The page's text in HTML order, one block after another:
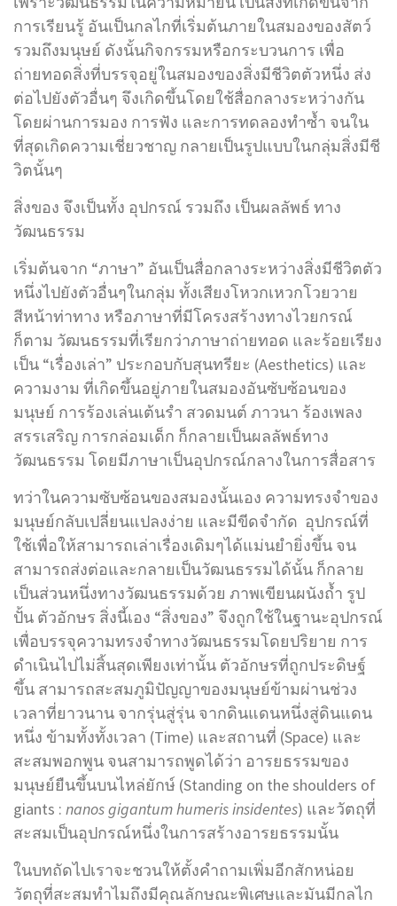
การเรียนรู้ อันเป็นกลไกที่เริ่มต้นภายในสมองของสัตว์
รวมถึงมนุษย์ ดังนั้นกิจกรรมหรือกระบวนการ เพื่อ
ถ่ายทอดสิ่งที่บรรจุอยู่ในสมองของสิ่งมีชีวิตตัวหนึ่ง ส่ง
ต่อไปยังตัวอื่นๆ จึงเกิดขึ้นโดยใช้สื่อกลางระหว่างกัน
โดยผ่านการมอง การฟัง และการทดลองทำซ้ำ จนใน
ที่สุดเกิดความเชี่ยวชาญ กลายเป็นรูปแบบในกลุ่มสิ่งมีชี
วิตนั้นๆ
สิ่งของ จึงเป็นทั้ง อุปกรณ์ รวมถึง เป็นผลลัพธ์ ทาง
วัฒนธรรม
เริ่มต้นจาก “ภาษา” อันเป็นสื่อกลางระหว่างสิ่งมีชีวิตตัว
หนึ่งไปยังตัวอื่นๆในกลุ่ม ทั้งเสียงโหวกเหวกโวยวาย
สีหน้าท่าทาง หรือภาษาที่มีโครงสร้างทางไวยกรณ์
ก็ตาม วัฒนธรรมที่เรียกว่าภาษาถ่ายทอด และร้อยเรียง
เป็น “เรื่องเล่า” ประกอบกับสุนทรียะ (Aesthetics) และ
ความงาม ที่เกิดขึ้นอยู่ภายในสมองอันซับซ้อนของ
มนุษย์ การร้องเล่นเต้นรำ สวดมนต์ ภาวนา ร้องเพลง
สรรเสริญ การกล่อมเด็ก ก็กลายเป็นผลลัพธ์ทาง
วัฒนธรรม โดยมีภาษาเป็นอุปกรณ์กลางในการสื่อสาร
ทว่าในความซับซ้อนของสมองนั้นเอง ความทรงจำของ
มนุษย์กลับเปลี่ยนแปลงง่าย และมีขีดจำกัด อุปกรณ์ที่
ใช้เพื่อให้สามารถเล่าเรื่องเดิมๆได้แม่นยำยิ่งขึ้น จน
สามารถส่งต่อและกลายเป็นวัฒนธรรมได้นั้น ก็กลาย
เป็นส่วนหนึ่งทางวัฒนธรรมด้วย ภาพเขียนผนังถ้ำ รูป
ปั้น ตัวอักษร สิ่งนี้เอง “สิ่งของ” จึงถูกใช้ในฐานะอุปกรณ์
เพื่อบรรจุความทรงจำทางวัฒนธรรมโดยปริยาย การ
ดำเนินไปไม่สิ้นสุดเพียงเท่านั้น ตัวอักษรที่ถูกประดิษฐ์
ขึ้น สามารถสะสมภูมิปัญญาของมนุษย์ข้ามผ่านช่วง
เวลาที่ยาวนาน จากรุ่นสู่รุ่น จากดินแดนหนึ่งสู่ดินแดน
หนึ่ง ข้ามทั้งทั้งเวลา (Time) และสถานที่ (Space) และ
สะสมพอกพูน จนสามารถพูดได้ว่า อารยธรรมของ
มนุษย์ยืนขึ้นบนไหล่ยักษ์ (Standing on the shoulders of
giants : nanos gigantum humeris insidentes) และวัตถุที่
สะสมเป็นอุปกรณ์หนึ่งในการสร้างอารยธรรมนั้น
ในบทถัดไปเราจะชวนให้ตั้งคำถามเพิ่มอีกสักหน่อย
วัตถุที่สะสมทำไมถึงมีคุณลักษณะพิเศษและมันมีกลไก